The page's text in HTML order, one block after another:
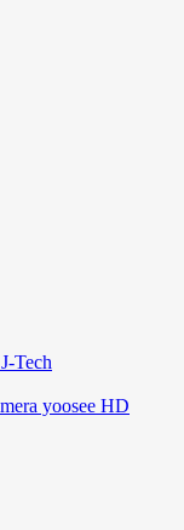
Tech
yoosee HD